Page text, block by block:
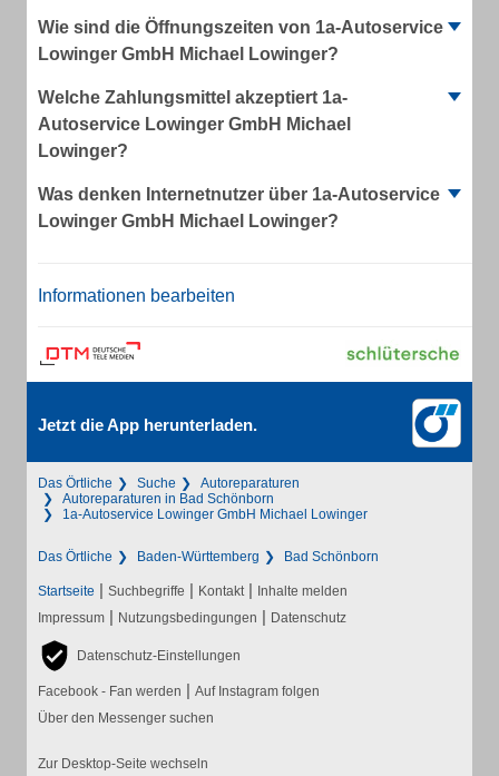
Wie sind die Öffnungszeiten von 1a-Autoservice
Lowinger GmbH Michael Lowinger?
Welche Zahlungsmittel akzeptiert 1a-
Autoservice Lowinger GmbH Michael
Lowinger?
Was denken Internetnutzer über 1a-Autoservice
Lowinger GmbH Michael Lowinger?
Informationen bearbeiten
Jetzt die App herunterladen.
Das Örtliche Suche
Autoreparaturen
Autoreparaturen in Bad Schönborn
1a-Autoservice Lowinger GmbH Michael Lowinger
Das Örtliche Baden-Württemberg Bad Schönborn
Startseite | Suchbegriffe | Kontakt | Inhalte melden
Impressum | Nutzungsbedingungen | Datenschutz
Datenschutz-Einstellungen
Facebook - Fan werden | Auf Instagram folgen
Über den Messenger suchen
Zur Desktop-Seite wechseln